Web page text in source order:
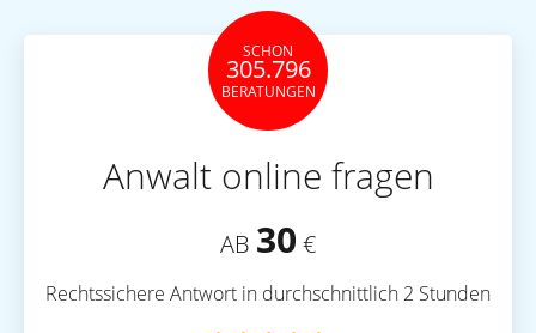
SCHON
305.796
BERATUNGEN
Anwalt online fragen
AB 30 €
Rechtssichere Antwort in durchschnittlich 2 Stunden